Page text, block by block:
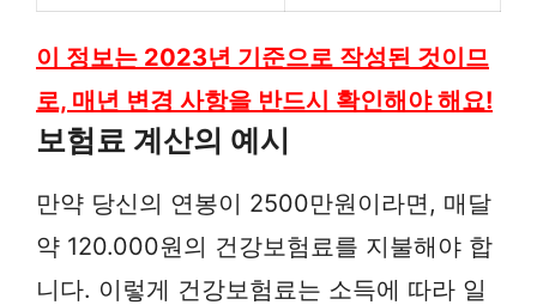
이 정보는 2023년 기준으로 작성된 것이므
로, 매년 변경 사항을 반드시 확인해야 해요!
보험료 계산의 예시
만약 당신의 연봉이 2500만원이라면, 매달
약 120.000원의 건강보험료를 지불해야 합
니다. 이렇게 건강보험료는 소득에 따라 일